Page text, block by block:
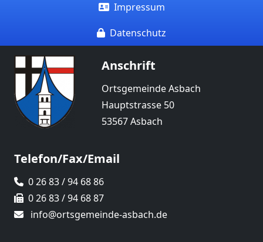
Impressum
Datenschutz
Anschrift
Ortsgemeinde Asbach
Hauptstrasse 50
53567 Asbach
Telefon/Fax/Email
0 26 83 / 94 68 86
0 26 83 / 94 68 87
info@ortsgemeinde-asbach.de